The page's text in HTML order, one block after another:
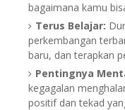
bagaimana kamu
Terus Belajar:
perkembangan
baru, dan terapkan
Pentingnya
kegagalan
positif dan tekad